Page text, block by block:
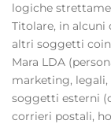
logiche
Titolare, in alcuni
altri soggetti
Mara LDA
marketing,
soggetti esterni
corrieri postali,